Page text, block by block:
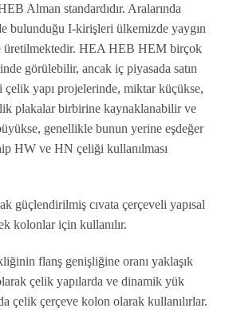
Alman standardıdır. Aralarında
bulunduğu I-kirişleri ülkemizde yaygın
üretilmektedir. HEA HEB HEM birçok
görülebilir, ancak iç piyasada satın
çelik yapı projelerinde, miktar küçükse,
plakalar birbirine kaynaklanabilir ve
genellikle bunun yerine eşdeğer
HW ve HN çeliği kullanılması
güçlendirilmiş cıvata çerçeveli yapısal
kolonlar için kullanılır.
flanş genişliğine oranı yaklaşık
çelik yapılarda ve dinamik yük
çelik çerçeve kolon olarak kullanılırlar.